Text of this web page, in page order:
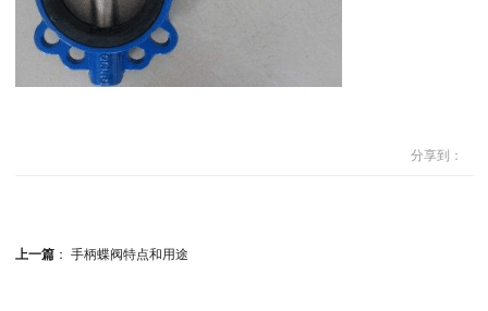
分享到：
上一篇： 手柄蝶阀特点和用途